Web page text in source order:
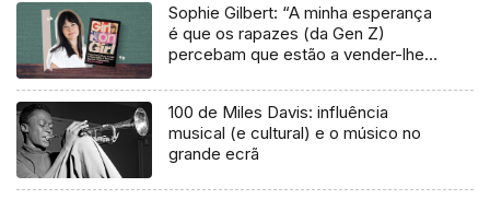
Sophie Gilbert: “A minha esperança
é que os rapazes (da Gen Z)
percebam que estão a vender-lhes
100 de Miles Davis: influência
musical (e cultural) e o músico no
grande ecrã